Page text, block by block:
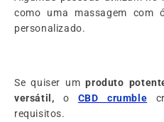
como uma massagem com
personalizado.
Se quiser um produto
versátil, o CBD crumble
requisitos.